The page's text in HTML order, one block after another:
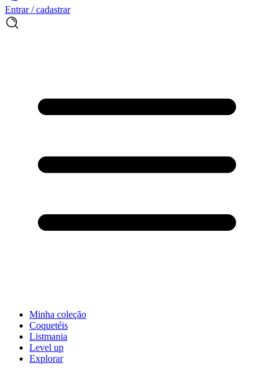
Entrar / cadastrar
Minha coleção
Coquetéis
Listmania
Level up
Explorar